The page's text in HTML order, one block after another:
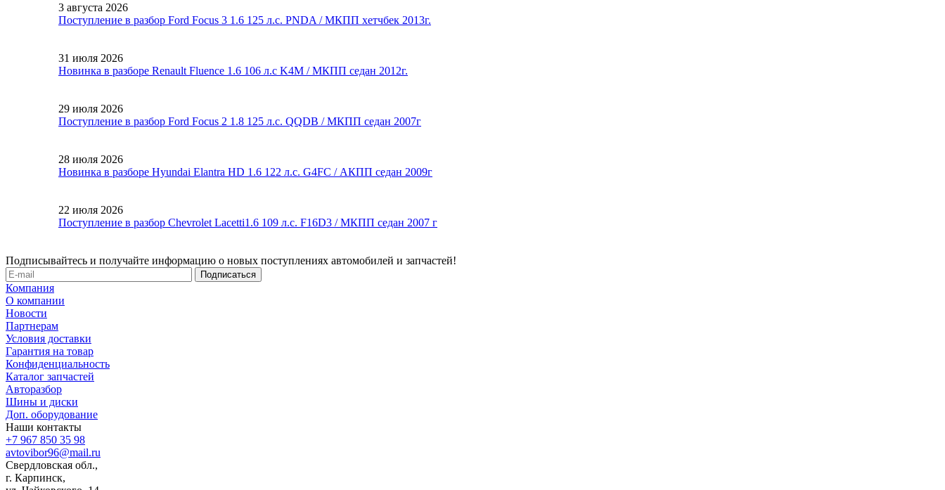
3 августа 2026
Поступление в разбор Ford Focus 3 1.6 125 л.с. PNDA / МКПП хетчбек 2013г.
31 июля 2026
Новинка в разборе Renault Fluence 1.6 106 л.с K4M / МКПП седан 2012г.
29 июля 2026
Поступление в разбор Ford Focus 2 1.8 125 л.с. QQDB / МКПП седан 2007г
28 июля 2026
Новинка в разборе Hyundai Elantra HD 1.6 122 л.с. G4FC / АКПП седан 2009г
22 июля 2026
Поступление в разбор Chevrolet Lacetti1.6 109 л.с. F16D3 / МКПП седан 2007 г
Подписывайтесь и получайте информацию о новых поступлениях автомобилей и запчастей!
Компания
О компании
Новости
Партнерам
Условия доставки
Гарантия на товар
Конфиденциальность
Каталог запчастей
Авторазбор
Шины и диски
Доп. оборудование
Наши контакты
+7 967 850 35 98
avtovibor96@mail.ru
Свердловская обл.,
г. Карпинск,